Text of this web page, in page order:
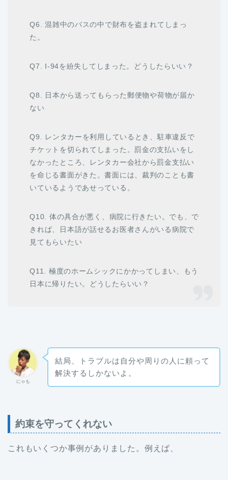
Q6. 混雑中のバスの中で財布を盗まれてしまっ
た。
Q7. I-94を紛失してしまった。どうしたらいい？
Q8. 日本から送ってもらった郵便物や荷物が届か
ない
Q9. レンタカーを利用しているとき、駐車違反で
チケットを切られてしまった。罰金の支払いをし
なかったところ、レンタカー会社から罰金支払い
を命じる書面がきた。書面には、裁判のことも書
いているようであせっている。
Q10. 体の具合が悪く、病院に行きたい。でも、で
きれば、日本語が話せるお医者さんがいる病院で
見てもらいたい
Q11. 極度のホームシックにかかってしまい、もう
日本に帰りたい。どうしたらいい？
にゃも
結局、トラブルは自分や周りの人に頼って
解決するしかないよ。
約束を守ってくれない
これもいくつか事例がありました。例えば、